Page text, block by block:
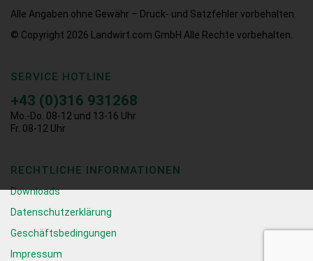
Alle Angaben ohne Gewähr – Druck- und Satzfehler vorbehalten.
© Copyright 2026 Landwirt.com GmbH Alle Rechte vorbehalten.
SERVICE HOTLINE
+43 (0)316 931268
Mo.-Do. 08-12 und 13-16 Uhr
Fr. 08-12 Uhr
RECHTLICHE INFORMATIONEN
Downloads
Datenschutzerklärung
Geschäftsbedingungen
Impressum